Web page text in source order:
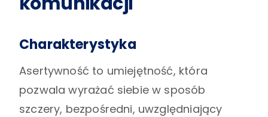
Charakterystyka
Asertywność to umiejętność, która
pozwala wyrażać siebie w sposób
szczery, bezpośredni, uwzględniający